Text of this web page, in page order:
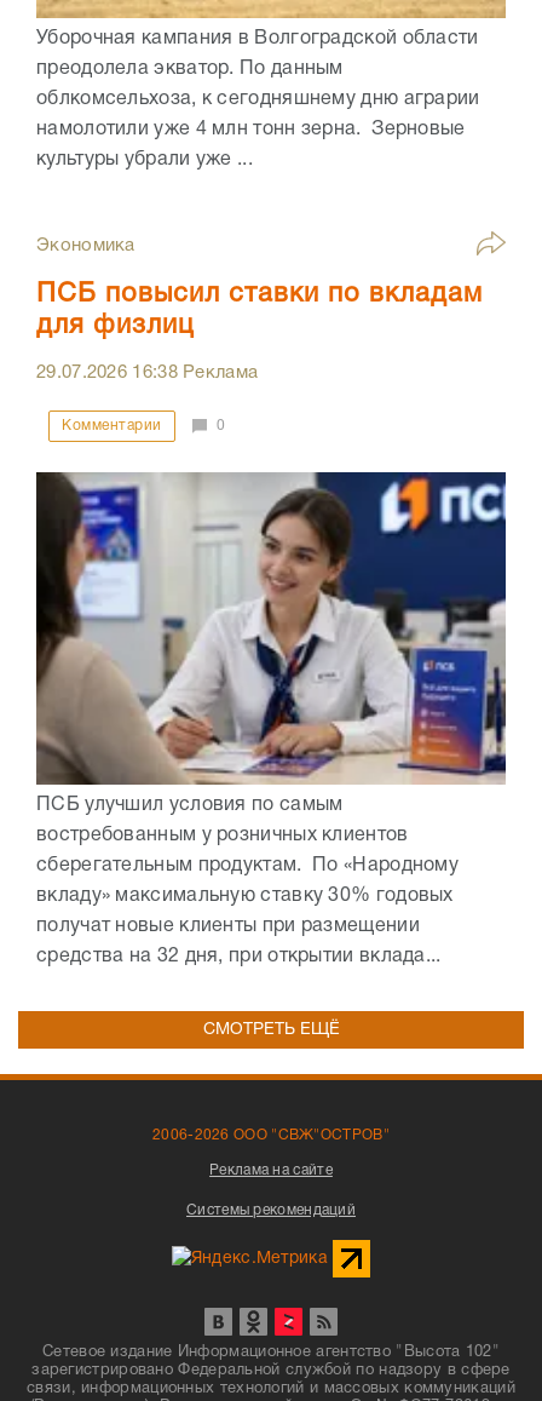
Уборочная кампания в Волгоградской области
преодолела экватор. По данным
облкомсельхоза, к сегодняшнему дню аграрии
намолотили уже 4 млн тонн зерна. Зерновые
культуры убрали уже ...
Экономика
ПСБ повысил ставки по вкладам
для физлиц
29.07.2026 16:38Реклама
Комментарии 0
ПСБ улучшил условия по самым
востребованным у розничных клиентов
сберегательным продуктам. По «Народному
вкладу» максимальную ставку 30% годовых
получат новые клиенты при размещении
средства на 32 дня, при открытии вклада...
СМОТРЕТЬ ЕЩЁ
2006-2026 ООО "СВЖ"ОСТРОВ"
Реклама на сайте
Системы рекомендаций
Сетевое издание Информационное агентство "Высота 102"
зарегистрировано Федеральной службой по надзору в сфере
связи, информационных технологий и массовых коммуникаций